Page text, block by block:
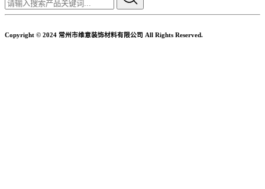
Copyright © 2024 常州市维意装饰材料有限公司 All Rights Reserved.